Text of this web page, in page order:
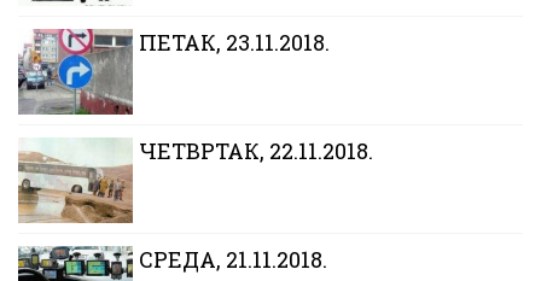
ПЕТАК, 23.11.2018.
ЧЕТВРТАК, 22.11.2018.
CРЕДА, 21.11.2018.